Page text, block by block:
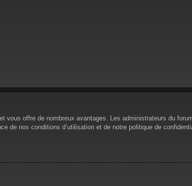
vous offre de nombreux avantages. Les administrateurs du
de nos conditions d’utilisation et de notre politique de